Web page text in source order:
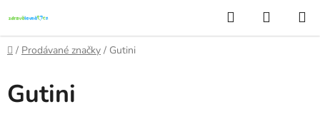
na
obsah
Hledat
KOŠÍK
Domů
/ Prodávané značky / Gutini
Gutini